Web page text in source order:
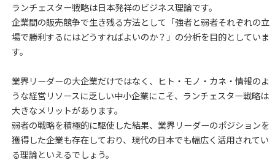
ランチェスター戦略は日本発祥のビジネス理論です。
企業間の販売競争で生き残る方法として「強者と弱者それぞれの立
場で勝利するにはどうすればよいのか？」の分析を目的としていま
す。
業界リーダーの大企業だけではなく、ヒト・モノ・カネ・情報のよ
うな経営リソースに乏しい中小企業にこそ、ランチェスター戦略は
大きなメリットがあります。
弱者の戦略を積極的に駆使した結果、業界リーダーのポジションを
獲得した企業も存在しており、現代の日本でも幅広く活用されてい
る理論といえるでしょう。